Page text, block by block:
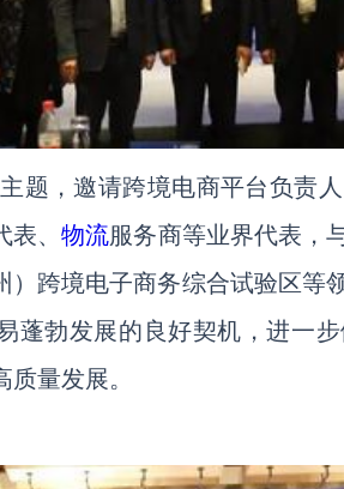
题，邀请跨境电商平台负责
表、物流服务商等业界代表，
）跨境电子商务综合试验区等
蓬勃发展的良好契机，进一
量发展。